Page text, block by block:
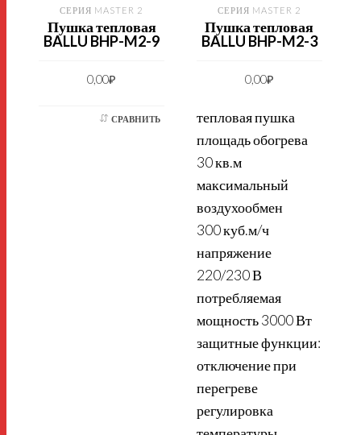
СЕРИЯ MASTER 2
Пушка тепловая
BALLU BHP-M2-9
0,00₽
СРАВНИТЬ
СЕРИЯ MASTER 2
Пушка тепловая
BALLU BHP-M2-3
0,00₽
тепловая пушка
площадь обогрева
30 кв.м
максимальный
воздухообмен
300 куб.м/ч
напряжение
220/230 В
потребляемая
мощность 3000 Вт
защитные функции:
отключение при
перегреве
регулировка